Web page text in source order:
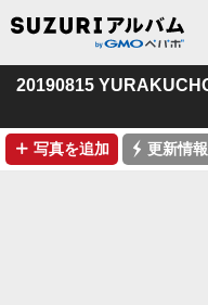
20190815
➕ 写真を追加 ⚡ 更新情報